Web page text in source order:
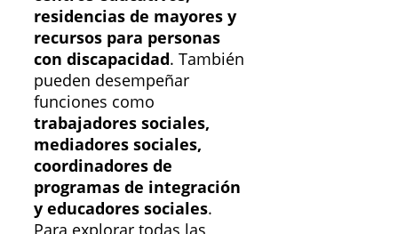
residencias de mayores y
recursos para personas
con discapacidad. También
pueden desempeñar
funciones como
trabajadores sociales,
mediadores sociales,
coordinadores de
programas de integración
y educadores sociales.